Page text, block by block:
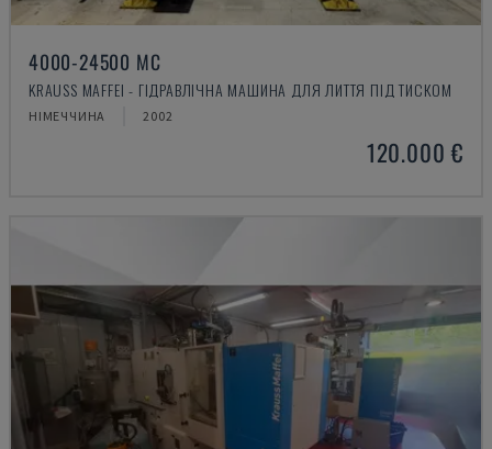
4000-24500 MC
KRAUSS MAFFEI - ГІДРАВЛІЧНА МАШИНА ДЛЯ ЛИТТЯ ПІД ТИСКОМ
НІМЕЧЧИНА 2002
120.000 €